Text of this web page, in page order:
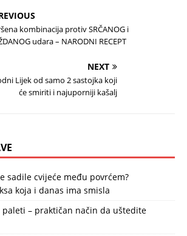
kombinacija protiv SRČANOG i
udara – NARODNI RECEPT
NEXT
Lijek od samo 2 sastojka koji
će smiriti i najuporniji kašalj
sadile cvijeće među povrćem?
koja i danas ima smisla
paleti – praktičan način da uštedite